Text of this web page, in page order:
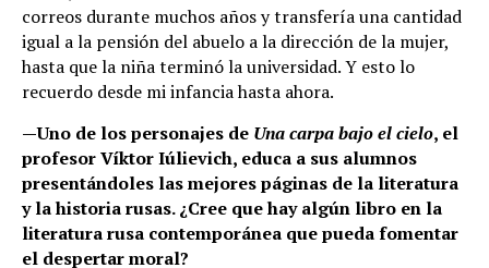
correos durante muchos años y transfería una cantidad
igual a la pensión del abuelo a la dirección de la mujer,
hasta que la niña terminó la universidad. Y esto lo
recuerdo desde mi infancia hasta ahora.
—Uno de los personajes de Una carpa bajo el cielo, el
profesor Víktor Iúlievich, educa a sus alumnos
presentándoles las mejores páginas de la literatura
y la historia rusas. ¿Cree que hay algún libro en la
literatura rusa contemporánea que pueda fomentar
el despertar moral?